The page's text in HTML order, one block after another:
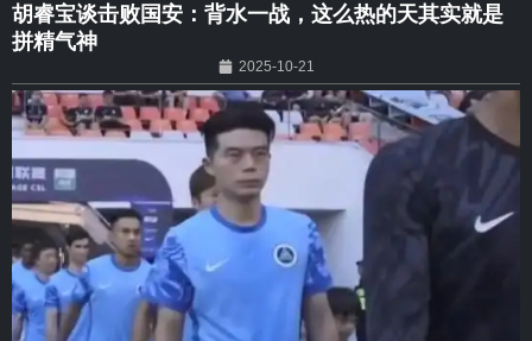
胡睿宝谈击败国安：背水一战，这么热的天其实就是
拼精气神
2025-10-21